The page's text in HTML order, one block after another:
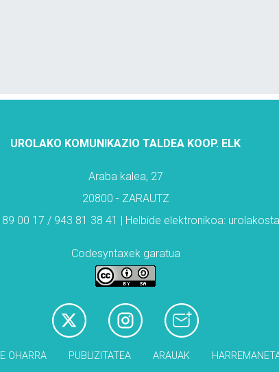
UROLAKO KOMUNIKAZIO TALDEA KOOP. ELK
Araba kalea, 27
20800 - ZARAUTZ
00 17 / 943 81 38 41 | Helbide elektronikoa:
Codesyntaxek garatua
OHARRA PUBLIZITATEA ARAUAK